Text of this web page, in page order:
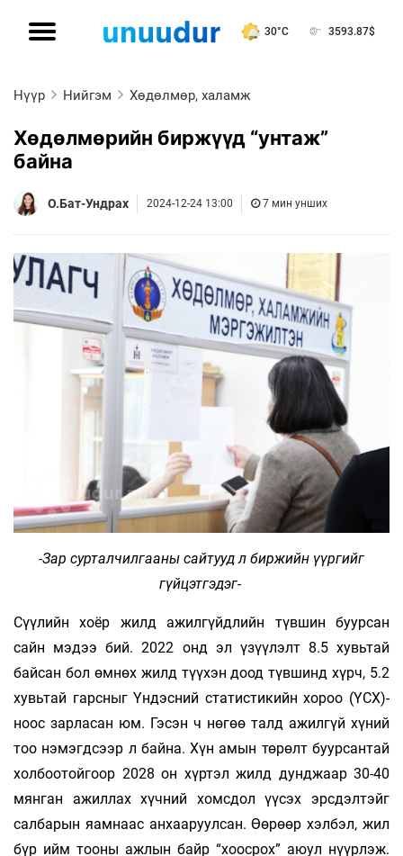
30°C 3593.87$
Нүүр Нийгэм Хөдөлмөр, халамж
Хөдөлмөрийн биржүүд “унтаж”
байна
О.Бат-Ундрах 2024-12-24 13:00 7 мин унших
-Зар сурталчилгааны сайтууд л биржийн үүргийг
гүйцэтгэдэг-
Сүүлийн хоёр жилд ажилгүйдлийн түвшин буур­­сан
сайн мэдээ бий. 2022 онд эл үзүүлэлт 8.5 хувьтай
байсан бол өмнөх жилд түүхэн доод түв­шинд хүрч, 5.2
хувь­­­тай гарс­­ныг Үндэсний ста­­­тистикийн хороо (ҮСХ)-
ноос зарласан юм. Гэ­­сэн ч нөгөө талд ажилгүй хүний
тоо нэмэгдсээр л байна. Хүн амын төрөлт буурсантай
холбоотойгоор 2028 он хүртэл жилд дунд­­жаар 30-40
мянган ажиллах хүч­­­­­ний хомсдол үүсэх эрс­­­­дэлтэйг
салбарын яам­наас ан­­хааруулсан. Өөрөөр хэлбэл, жил
бүр ийм тоо­­­ны ажлын байр “хоосрох” аюул нүүрлэж.